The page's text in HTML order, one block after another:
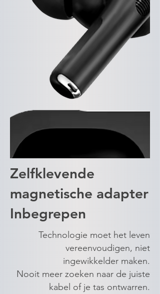
Zelfklevende
magnetische adapter
Inbegrepen
Technologie moet het leven
vereenvoudigen, niet
ingewikkelder maken.
Nooit meer zoeken naar de juiste
kabel of je tas ontwarren.